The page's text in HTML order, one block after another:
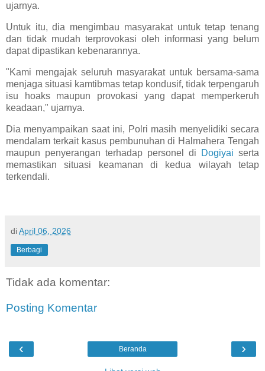
ujarnya.
Untuk itu, dia mengimbau masyarakat untuk tetap tenang
dan tidak mudah terprovokasi oleh informasi yang belum
dapat dipastikan kebenarannya.
"Kami mengajak seluruh masyarakat untuk bersama-sama
menjaga situasi kamtibmas tetap kondusif, tidak terpengaruh
isu hoaks maupun provokasi yang dapat memperkeruh
keadaan," ujarnya.
Dia menyampaikan saat ini, Polri masih menyelidiki secara
mendalam terkait kasus pembunuhan di Halmahera Tengah
maupun penyerangan terhadap personel di
Dogiyai serta
memastikan situasi keamanan di kedua wilayah tetap
terkendali.
diApril 06, 2026
Berbagi
Tidak ada komentar:
Posting Komentar
‹ ›
Beranda